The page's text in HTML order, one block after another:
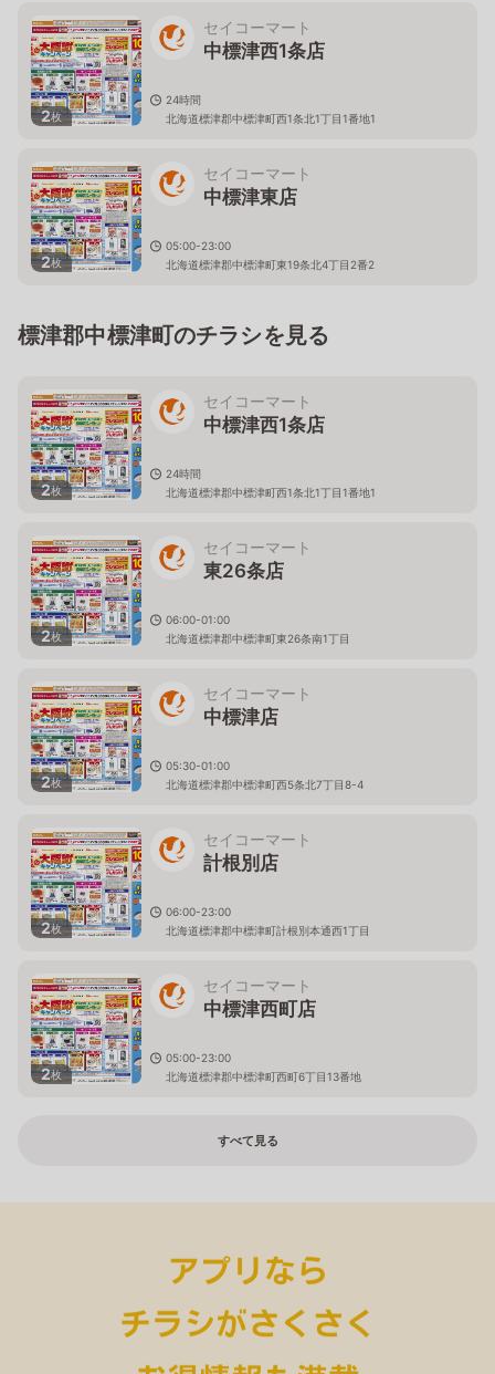
2枚
セイコーマート
中標津西1条店
24時間
北海道標津郡中標津町西1条北1丁目1番地1
2枚
セイコーマート
中標津東店
05:00-23:00
北海道標津郡中標津町東19条北4丁目2番2
標津郡中標津町のチラシを見る
2枚
セイコーマート
中標津西1条店
24時間
北海道標津郡中標津町西1条北1丁目1番地1
2枚
セイコーマート
東26条店
06:00-01:00
北海道標津郡中標津町東26条南1丁目
2枚
セイコーマート
中標津店
05:30-01:00
北海道標津郡中標津町西5条北7丁目8-4
2枚
セイコーマート
計根別店
06:00-23:00
北海道標津郡中標津町計根別本通西1丁目
2枚
セイコーマート
中標津西町店
05:00-23:00
北海道標津郡中標津町西町6丁目13番地
すべて見る